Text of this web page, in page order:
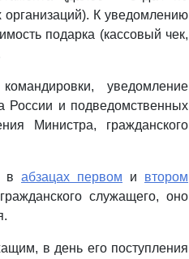
К уведомлению
подарка (кассовый чек,
уведомление
России и подведомственных
Министра, гражданского
в абзацах первом и втором
служащего, оно
в день его поступления